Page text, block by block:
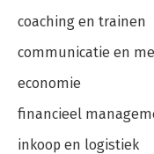
coaching en trainen
communicatie en
economie
financieel
inkoop en logistiek